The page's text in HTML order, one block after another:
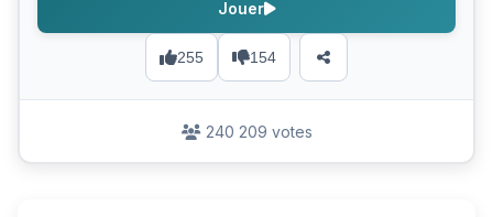
255 154
Jouer
240 209 votes